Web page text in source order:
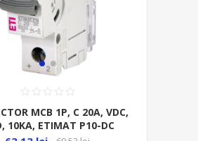
MCB 1P, C 20A, VDC,
10KA, ETIMAT P10-DC